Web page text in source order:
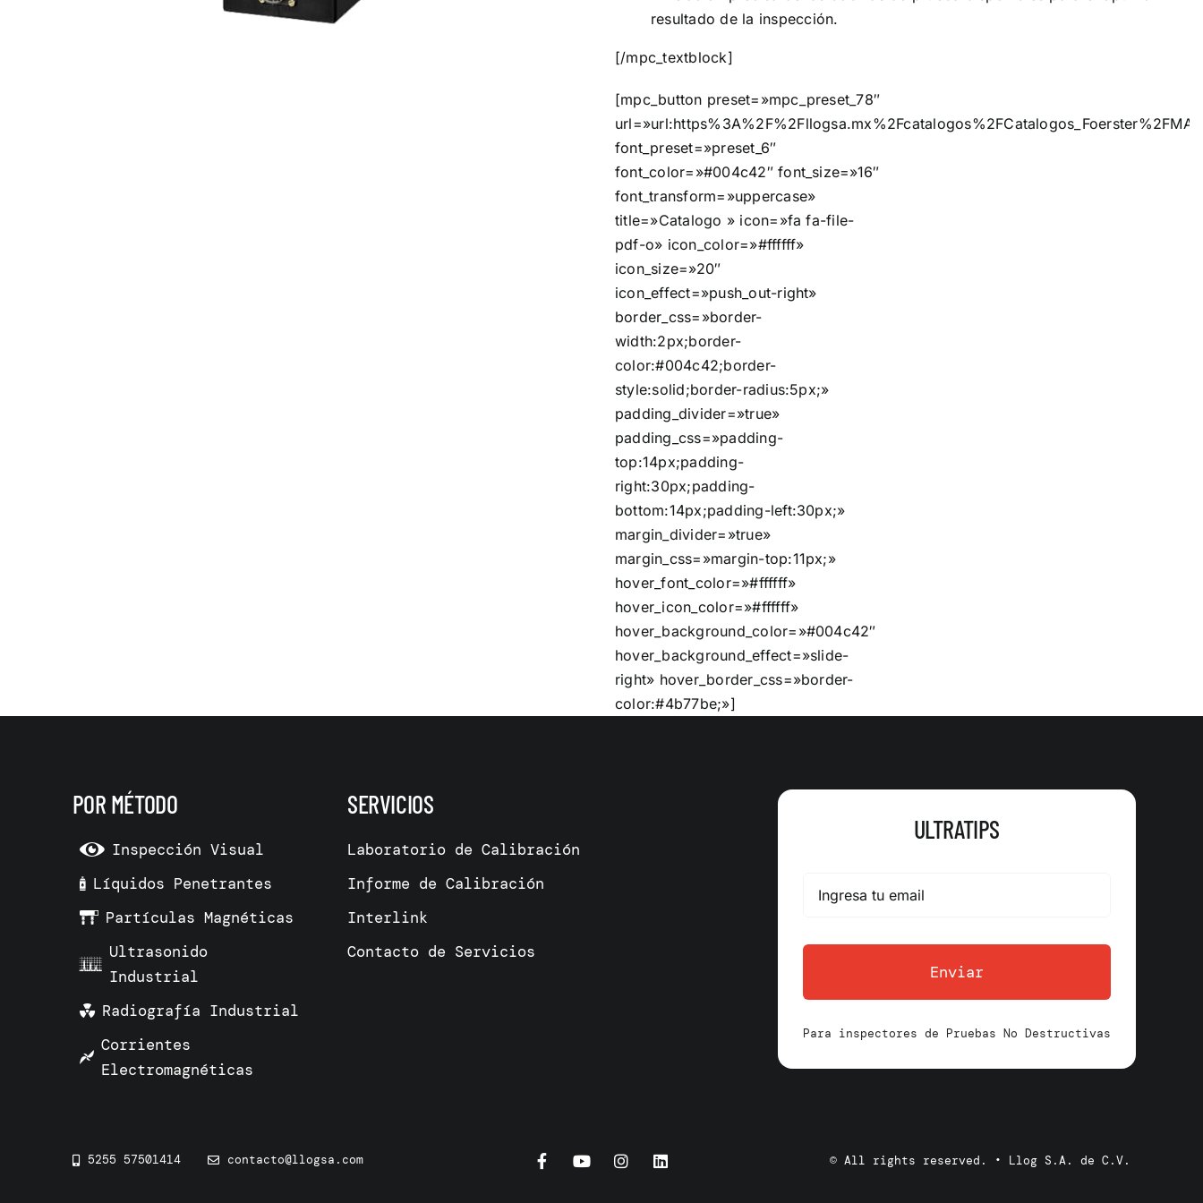
resultado de la inspección.
[/mpc_textblock]
[mpc_button preset=»mpc_preset_78″
font_preset=»preset_6″
font_color=»#004c42″ font_size=»16″
font_transform=»uppercase»
title=»Catalogo » icon=»fa fa-file-
pdf-o» icon_color=»#ffffff»
icon_size=»20″
icon_effect=»push_out-right»
border_css=»border-
width:2px;border-
color:#004c42;border-
style:solid;border-radius:5px;»
padding_divider=»true»
padding_css=»padding-
top:14px;padding-
right:30px;padding-
bottom:14px;padding-left:30px;»
margin_divider=»true»
margin_css=»margin-top:11px;»
hover_font_color=»#ffffff»
hover_icon_color=»#ffffff»
hover_background_color=»#004c42″
hover_background_effect=»slide-
right» hover_border_css=»border-
color:#4b77be;»]
POR MÉTODO
Inspección Visual
Líquidos Penetrantes
Partículas Magnéticas
Ultrasonido
Industrial
Radiografía Industrial
Corrientes
Electromagnéticas
SERVICIOS
Laboratorio de Calibración
Informe de Calibración
Interlink
Contacto de Servicios
ULTRATIPS
Enviar
Para inspectores de Pruebas No Destructivas
5255 57501414 contacto@llogsa.com © All rights reserved. • Llog S.A. de C.V.